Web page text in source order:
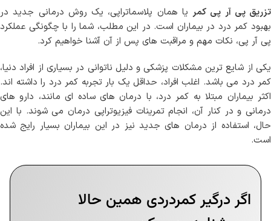
تزریق پی آر پی کمر یا همان پلاسماتراپی، یک روش درمانی جدید در
بهبود کمر درد در بیماران است. در این مطلب، شما را با چگونگی عملکرد
پی آر پی، نکات مهم و مراقبت های پس از آن آشنا خواهیم کرد.
یکی از شایع ترین مشکلات پزشکی و دلیل ناتوانی در بسیاری از افراد دنیا،
کمر درد می باشد. اغلب افراد، حداقل یک بار تجربه کمر درد را داشته اند.
اکثر بیماران مبتلا به کمر درد، با درمان های ساده ای مانند، دارو های
درمانی و در کنار آن، انجام تمرینات فیزیوتراپی درمان می شوند. با این
حال، استفاده از درمان های جدید نیز در این بیماران بسیار رایج شده
است.